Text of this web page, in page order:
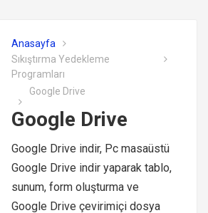
Anasayfa
Sıkıştırma Yedekleme
Programları
Google Drive
Google Drive
Google Drive indir, Pc masaüstü
Google Drive indir yaparak tablo,
sunum, form oluşturma ve
Google Drive çevirimiçi dosya